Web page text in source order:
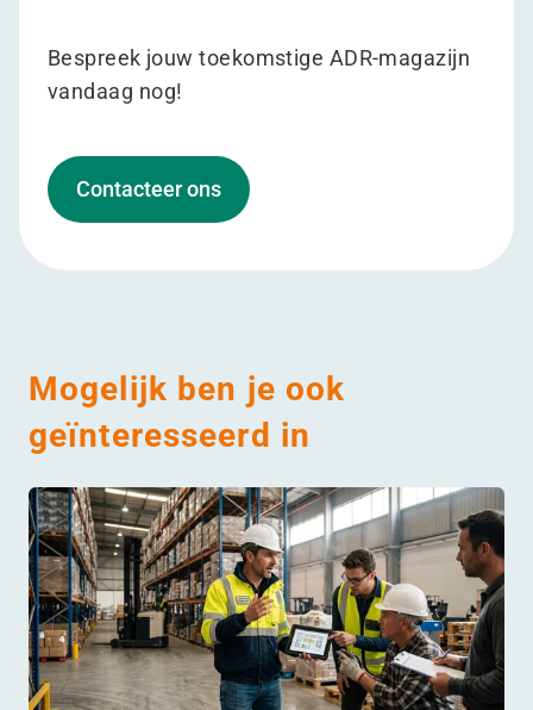
Bespreek jouw toekomstige ADR-magazijn
vandaag nog!
Contacteer ons
Mogelijk ben je ook
geïnteresseerd in